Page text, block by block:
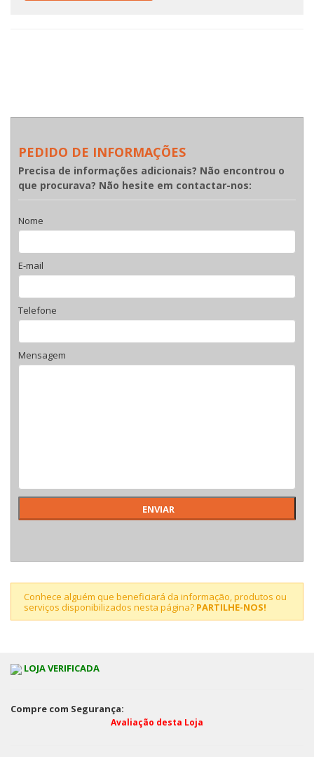
PEDIDO DE INFORMAÇÕES
Precisa de informações adicionais? Não encontrou o
que procurava? Não hesite em contactar-nos:
Nome
E-mail
Telefone
Mensagem
Conhece alguém que beneficiará da informação, produtos ou
serviços disponibilizados nesta página? PARTILHE-NOS!
LOJA VERIFICADA
Compre com Segurança:
Avaliação desta Loja